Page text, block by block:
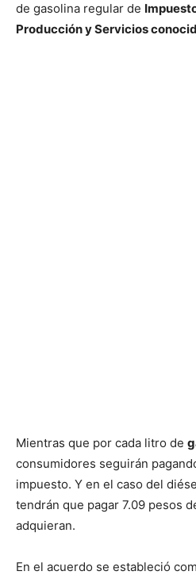
de gasolina regular de
Producción y Servicios
Mientras que por cada litro de
consumidores seguirán
impuesto. Y en el caso del
tendrán que pagar 7.09 pesos
adquieran.
En el acuerdo se estableció